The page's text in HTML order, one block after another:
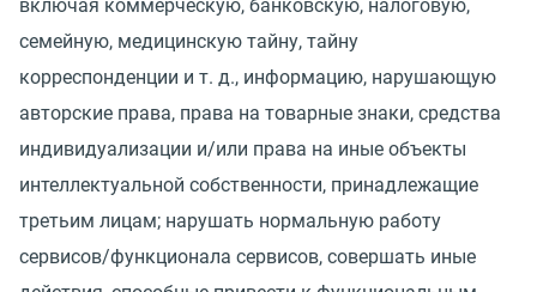
включая коммерческую, банковскую, налоговую,
семейную, медицинскую тайну, тайну
корреспонденции и т. д., информацию, нарушающую
авторские права, права на товарные знаки, средства
индивидуализации и/или права на иные объекты
интеллектуальной собственности, принадлежащие
третьим лицам; нарушать нормальную работу
сервисов/функционала сервисов, совершать иные